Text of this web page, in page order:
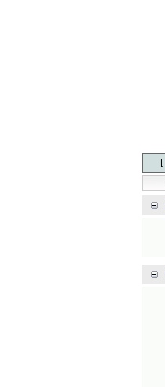
[